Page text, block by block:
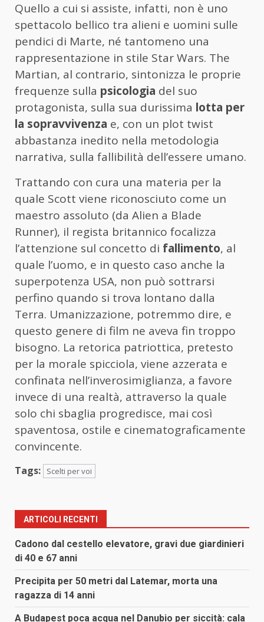
Quello a cui si assiste, infatti, non è uno
spettacolo bellico tra alieni e uomini sulle
pendici di Marte, né tantomeno una
rappresentazione in stile Star Wars. The
Martian, al contrario, sintonizza le proprie
frequenze sulla psicologia del suo
protagonista, sulla sua durissima lotta per
la sopravvivenza e, con un plot twist
abbastanza inedito nella metodologia
narrativa, sulla fallibilità dell’essere umano.
Trattando con cura una materia per la
quale Scott viene riconosciuto come un
maestro assoluto (da Alien a Blade
Runner), il regista britannico focalizza
l’attenzione sul concetto di fallimento, al
quale l’uomo, e in questo caso anche la
superpotenza USA, non può sottrarsi
perfino quando si trova lontano dalla
Terra. Umanizzazione, potremmo dire, e
questo genere di film ne aveva fin troppo
bisogno. La retorica patriottica, pretesto
per la morale spicciola, viene azzerata e
confinata nell’inverosimiglianza, a favore
invece di una realtà, attraverso la quale
solo chi sbaglia progredisce, mai così
spaventosa, ostile e cinematograficamente
convincente.
Tags: Scelti per voi
ARTICOLI RECENTI
Cadono dal cestello elevatore, gravi due giardinieri
di 40 e 67 anni
Precipita per 50 metri dal Latemar, morta una
ragazza di 14 anni
A Budapest poca acqua nel Danubio per siccità: cala